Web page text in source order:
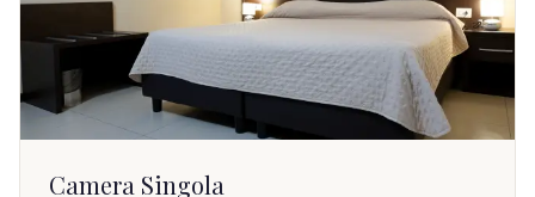
Camera Singola